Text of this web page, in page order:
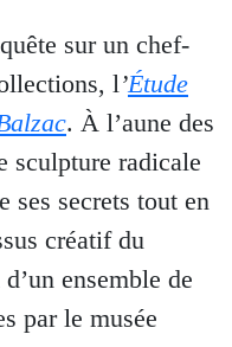
sur un chef-
l ’Étude
. À l’aune des
sculpture radicale
ses secrets tout en
créatif du
ensemble de
par le musée